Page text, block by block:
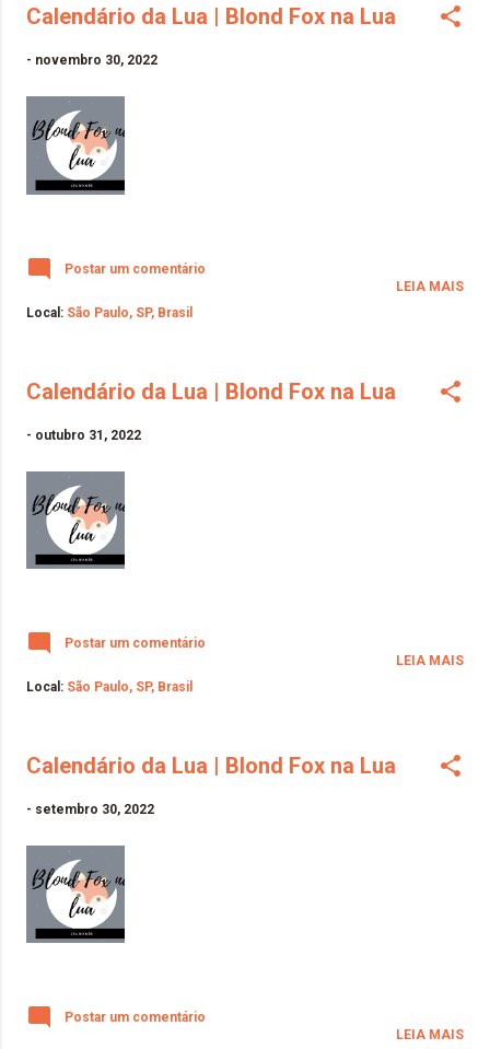
Calendário da Lua | Blond Fox na Lua
- novembro 30, 2022
Postar um comentário
Local: São Paulo, SP, Brasil
LEIA MAIS
Calendário da Lua | Blond Fox na Lua
- outubro 31, 2022
Postar um comentário
Local: São Paulo, SP, Brasil
LEIA MAIS
Calendário da Lua | Blond Fox na Lua
- setembro 30, 2022
Postar um comentário
LEIA MAIS